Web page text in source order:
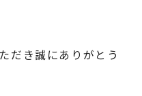
だき誠にありがとう